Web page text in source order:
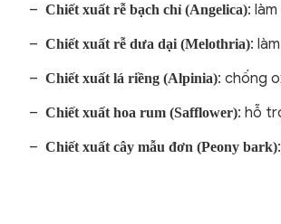
Chiết xuất rễ bạch chỉ (Angelica):
Chiết xuất rễ dưa dại (Melothria):
Chiết xuất lá riềng (Alpinia): chống
Chiết xuất hoa rum (Safflower): hỗ
Chiết xuất cây mẫu đơn (Peony bark)